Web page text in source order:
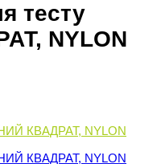
тесту
NYLON